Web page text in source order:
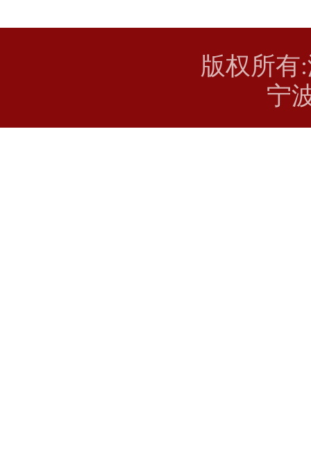
版权所有
宁